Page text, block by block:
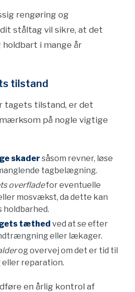
rengøring og
ståltag vil sikre, at det
i mange år
tilstand
tagets tilstand, er det
på nogle vigtige
skader såsom revner, løse
tagbelægning.
overfladefor eventuelle
mosvækst, da dette kan
holdbarhed.
tæthed ved at se efter
eller lækager.
og overvej om det er tid til
reparation.
en årlig kontrol af